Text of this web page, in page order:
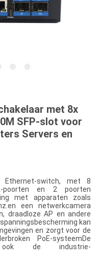
met 8x
SFP-slot voor
Servers en
Ethernet-switch, met 8
poorten en 2 poorten
met apparaten zoals
een netwerkcamera
draadloze AP en andere
kan
en zorgt voor de
PoE-systeemDe
ook de industrie-